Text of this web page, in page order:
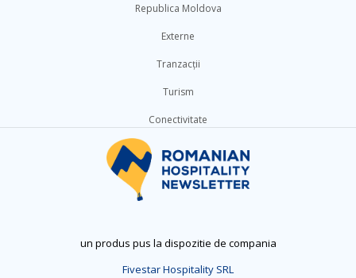
Republica Moldova
Externe
Tranzacții
Turism
Conectivitate
un produs pus la dispozitie de compania
Fivestar Hospitality SRL